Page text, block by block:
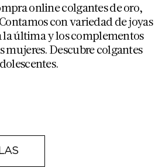
online colgantes de oro,
con variedad de joyas
la última y los complementos
mujeres. Descubre colgantes